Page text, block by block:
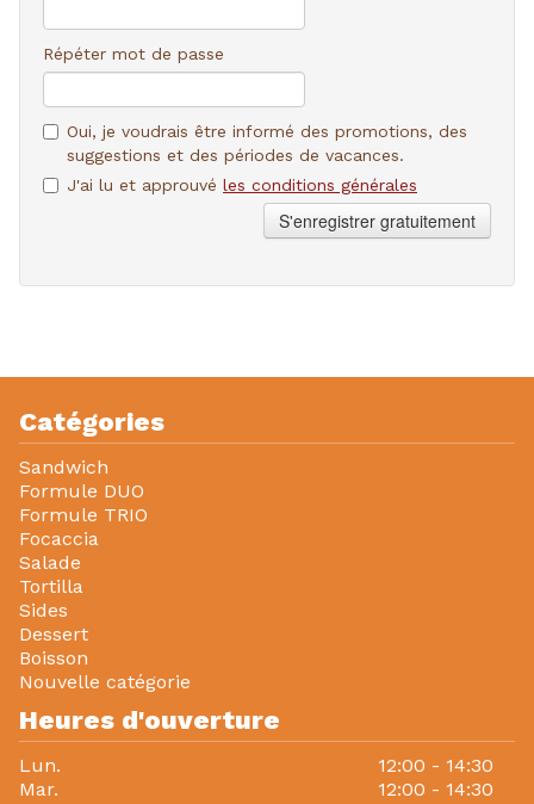
Répéter mot de passe
Oui, je voudrais être informé des promotions, des
suggestions et des périodes de vacances.
J'ai lu et approuvé les conditions générales
S'enregistrer gratuitement
Catégories
Sandwich
Formule DUO
Formule TRIO
Focaccia
Salade
Tortilla
Sides
Dessert
Boisson
Nouvelle catégorie
Heures d'ouverture
Lun.
12:00 - 14:30
Mar.
12:00 - 14:30